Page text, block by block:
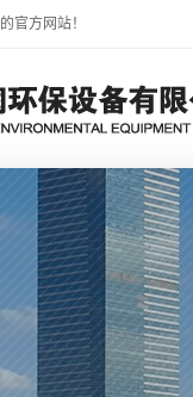
的官方网站！